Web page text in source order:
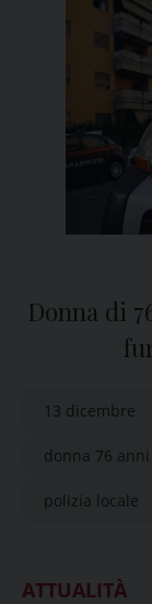
Donna di
13 dicembre
donna 76 anni
polizia locale
ATTUALITÀ